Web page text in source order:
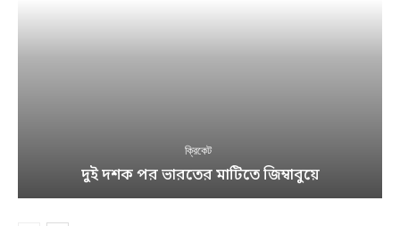
ক্রিকেট
দুই দশক পর ভারতের মাটিতে জিম্বাবুয়ে